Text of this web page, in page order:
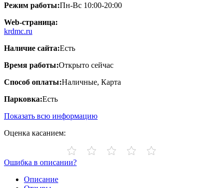
Режим работы:Пн-Вс 10:00-20:00
Web-страница:
krdmc.ru
Наличие сайта:Есть
Время работы:Открыто сейчас
Способ оплаты:Наличные, Карта
Парковка:Есть
Показать всю информацию
Оценка касанием:
Ошибка в описании?
Описание